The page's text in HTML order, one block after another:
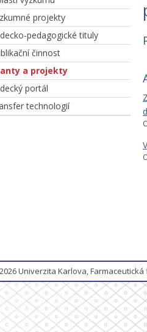
projekty
pedagogické tituly
činnost
a projekty
portál
technologií
Univerzita Karlova,